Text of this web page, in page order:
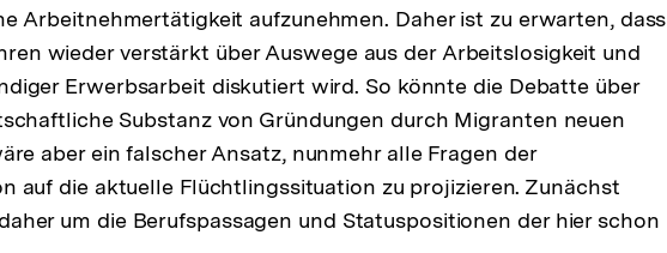
Arbeitnehmertätigkeit aufzunehmen. Daher ist zu erwarten, dass
wieder verstärkt über Auswege aus der Arbeitslosigkeit und
Erwerbsarbeit diskutiert wird. So könnte die Debatte über
Substanz von Gründungen durch Migranten neuen
aber ein falscher Ansatz, nunmehr alle Fragen der
auf die aktuelle Flüchtlingssituation zu projizieren. Zunächst
um die Berufspassagen und Statuspositionen der hier schon